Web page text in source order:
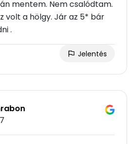
mentem. Nem csalódtam.
volt a hölgy. Jár az 5* bár
.
Jelentés